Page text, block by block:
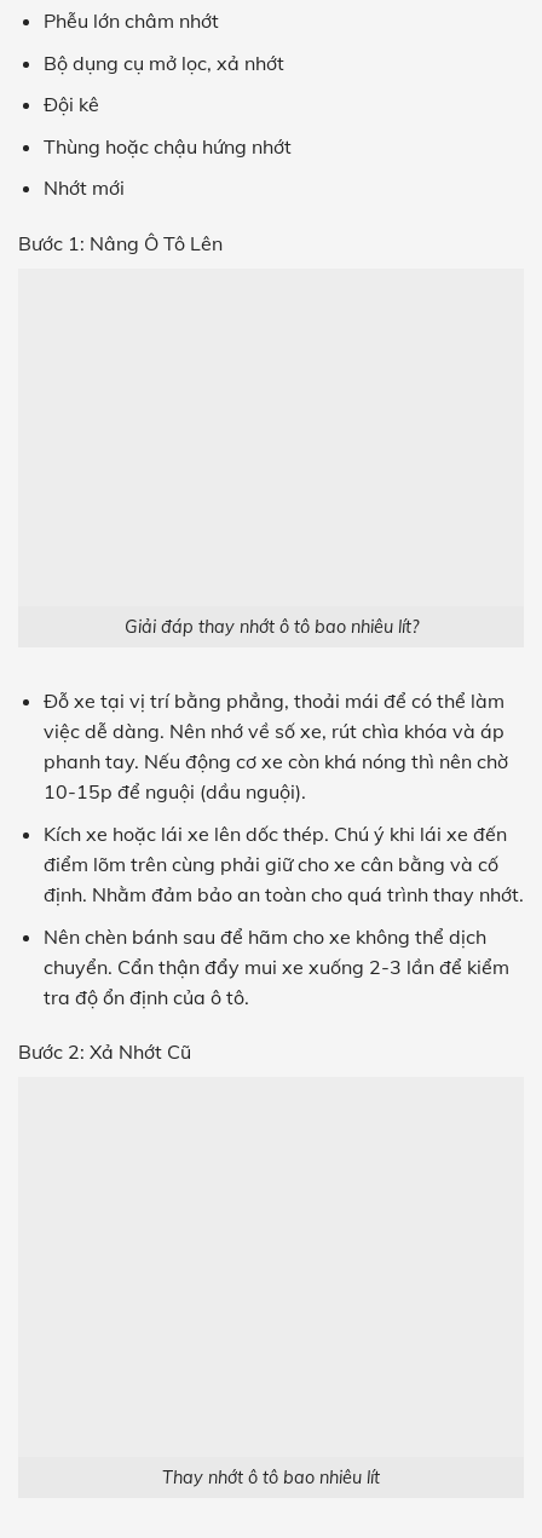
Phễu lớn châm nhớt
Bộ dụng cụ mở lọc, xả nhớt
Đội kê
Thùng hoặc chậu hứng nhớt
Nhớt mới
Bước 1: Nâng Ô Tô Lên
Giải đáp thay nhớt ô tô bao nhiêu lít?
Đỗ xe tại vị trí bằng phẳng, thoải mái để có thể làm
việc dễ dàng. Nên nhớ về số xe, rút chìa khóa và áp
phanh tay. Nếu động cơ xe còn khá nóng thì nên chờ
10-15p để nguội (dầu nguội).
Kích xe hoặc lái xe lên dốc thép. Chú ý khi lái xe đến
điểm lõm trên cùng phải giữ cho xe cân bằng và cố
định. Nhằm đảm bảo an toàn cho quá trình thay nhớt.
Nên chèn bánh sau để hãm cho xe không thể dịch
chuyển. Cẩn thận đẩy mui xe xuống 2-3 lần để kiểm
tra độ ổn định của ô tô.
Bước 2: Xả Nhớt Cũ
Thay nhớt ô tô bao nhiêu lít